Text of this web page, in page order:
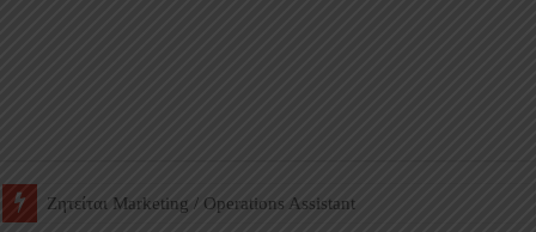
Ζητείται Βοηθός Αποθήκης σε Φαρμακείο